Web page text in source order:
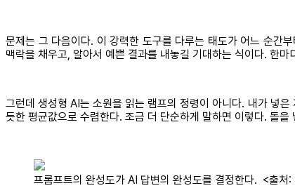
문제는 그 다음이다. 이 강력한 도구를 다루는 태도가 어느 순간
맥락을 채우고, 알아서 예쁜 결과를 내놓길 기대하는 식이다. 한
그런데 생성형 AI는 소원을 읽는 램프의 정령이 아니다. 내가 넣
듯한 평균값으로 수렴한다. 조금 더 단순하게 말하면 이렇다. 돌
프롬프트의 완성도가 AI 답변의 완성도를 결정한다. <출